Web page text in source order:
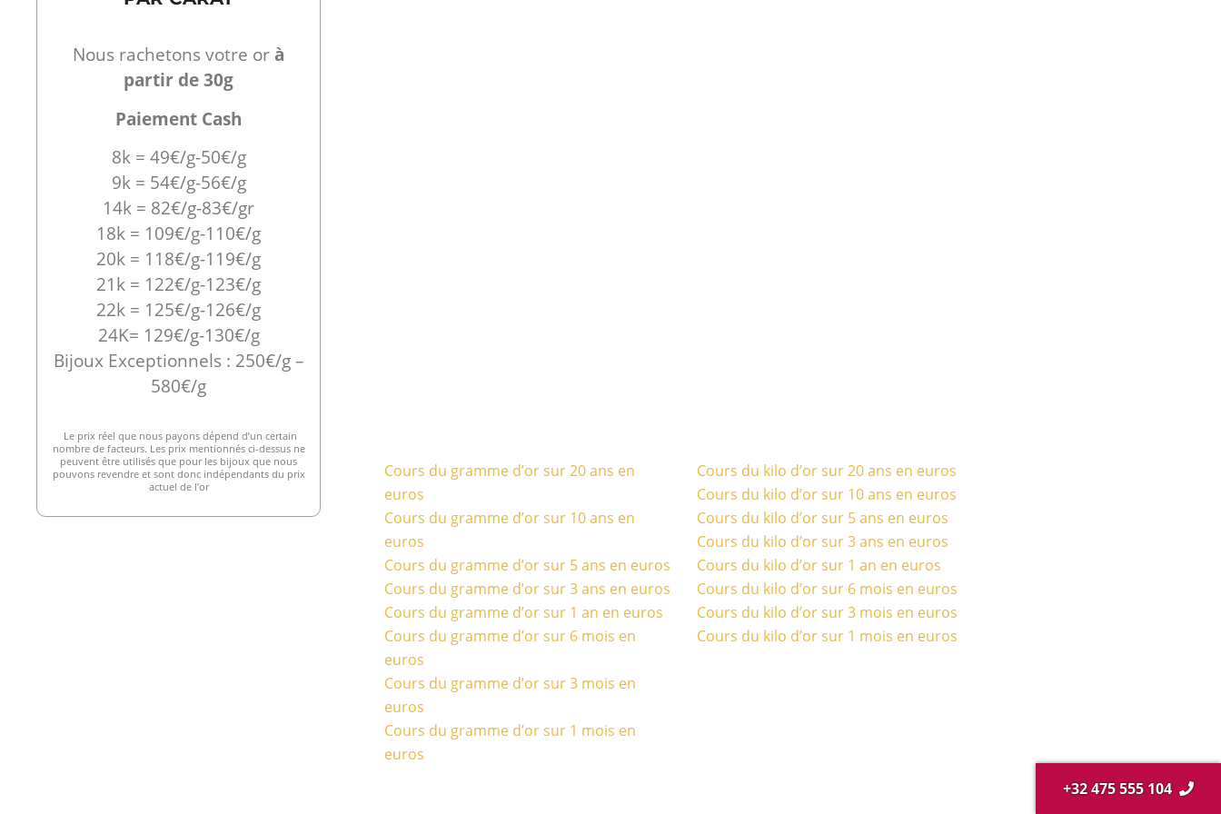
Nous rachetons votre orà
partir de 30g
Paiement Cash
8k = 49€/g-50€/g
9k = 54€/g-56€/g
14k = 82€/g-83€/gr
18k = 109€/g-110€/g
20k = 118€/g-119€/g
21k = 122€/g-123€/g
22k = 125€/g-126€/g
24K= 129€/g-130€/g
Bijoux Exceptionnels : 250€/g –
580€/g
Le prix réel que nous payons dépend d’un certain
nombre de facteurs. Les prix mentionnés ci-dessus ne
peuvent être utilisés que pour les bijoux que nous
pouvons revendre et sont donc indépendants du prix
actuel de l’or
Cours du gramme d’or sur 20 ans en
euros
Cours du gramme d’or sur 10 ans en
euros
Cours du gramme d’or sur 5 ans en euros
Cours du gramme d’or sur 3 ans en euros
Cours du gramme d’or sur 1 an en euros
Cours du gramme d’or sur 6 mois en
euros
Cours du gramme d’or sur 3 mois en
euros
Cours du gramme d’or sur 1 mois en
euros
Cours du kilo d’or sur 20 ans en euros
Cours du kilo d’or sur 10 ans en euros
Cours du kilo d’or sur 5 ans en euros
Cours du kilo d’or sur 3 ans en euros
Cours du kilo d’or sur 1 an en euros
Cours du kilo d’or sur 6 mois en euros
Cours du kilo d’or sur 3 mois en euros
Cours du kilo d’or sur 1 mois en euros
+32 475 555 104